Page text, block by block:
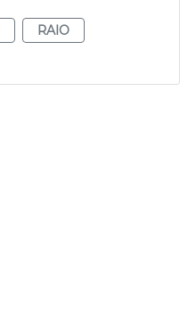
RAIO